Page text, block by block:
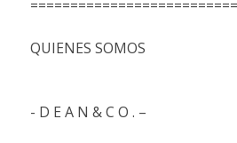
QUIENES SOMOS
- D E A N & C O . –